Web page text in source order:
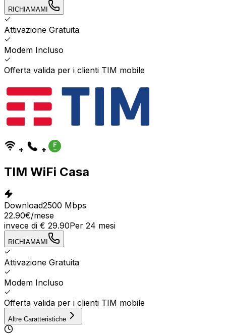
RICHIAMAMI
Attivazione Gratuita
Modem Incluso
Offerta valida per i clienti TIM mobile
+ +
TIM WiFi Casa
Download2500 Mbps
22.90€/mese
invece di € 29.90Per 24 mesi
RICHIAMAMI
Attivazione Gratuita
Modem Incluso
Offerta valida per i clienti TIM mobile
Altre Caratteristiche